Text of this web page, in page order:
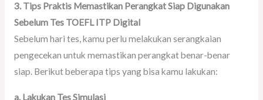
3. Tips Praktis Memastikan Perangkat Siap Digunakan
Sebelum Tes TOEFL ITP Digital
Sebelum hari tes, kamu perlu melakukan serangkaian
pengecekan untuk memastikan perangkat benar-benar
siap. Berikut beberapa tips yang bisa kamu lakukan:
a. Lakukan Tes Simulasi